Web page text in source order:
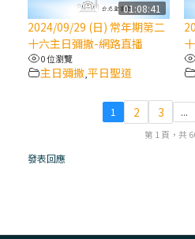
(5)黃敏正主教帶
傳」：講耶穌的
(4)黃敏正主教帶
「想看」耶穌，
(3)黃敏正主教
01:08:41
2024/09/29 (日) 常年期第二
十六主日彌撒-網路直播
0 位瀏覽
主日彌撒 ,平日聖道
1 2 3 ...
第 1 頁，共
發表回應